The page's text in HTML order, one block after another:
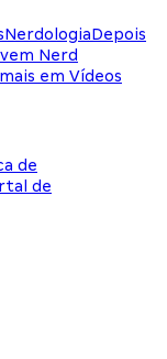
NerdologiaDepois
Nerd
em Vídeos
de
de